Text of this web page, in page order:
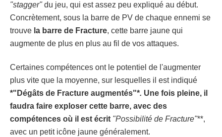
"stagger"du jeu, qui est assez peu expliqué au début.
Concrètement, sous la barre de PV de chaque ennemi se
trouve la barre de Fracture, cette barre jaune qui
augmente de plus en plus au fil de vos attaques.
Certaines compétences ont le potentiel de l'augmenter
plus vite que la moyenne, sur lesquelles il est indiqué
*"Dégâts de Fracture augmentés"*. Une fois pleine, il
faudra faire exploser cette barre, avec des
compétences où il est écrit "Possibilité de Fracture"**,
avec un petit icône jaune généralement.